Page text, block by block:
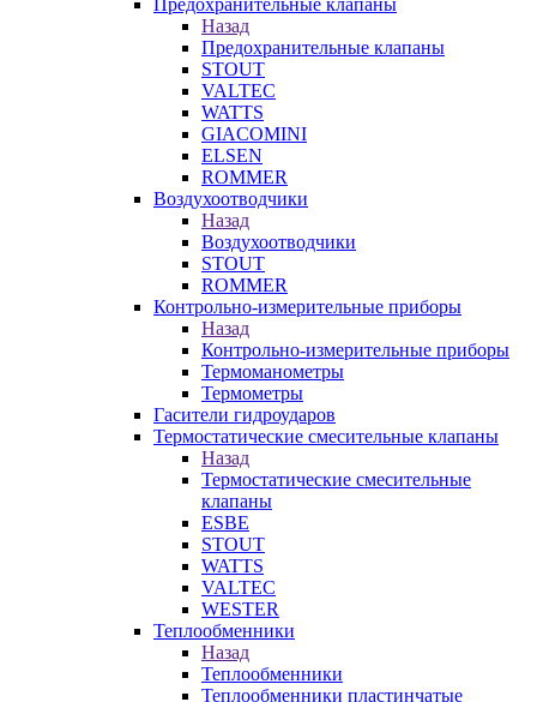
Предохранительные клапаны
Назад
Предохранительные клапаны
STOUT
VALTEC
WATTS
GIACOMINI
ELSEN
ROMMER
Воздухоотводчики
Назад
Воздухоотводчики
STOUT
ROMMER
Контрольно-измерительные приборы
Назад
Контрольно-измерительные приборы
Термоманометры
Термометры
Гасители гидроударов
Термостатические смесительные клапаны
Назад
Термостатические смесительные
клапаны
ESBE
STOUT
WATTS
VALTEC
WESTER
Теплообменники
Назад
Теплообменники
Теплообменники пластинчатые